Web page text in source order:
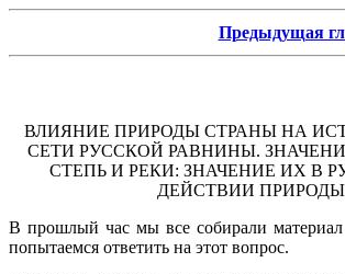
Предыдущая
ВЛИЯНИЕ ПРИРОДЫ СТРАНЫ НА
СЕТИ РУССКОЙ РАВНИНЫ.
СТЕПЬ И РЕКИ: ЗНАЧЕНИЕ ИХ
ДЕЙСТВИИ
В прошлый час мы все собирали материал
попытаемся ответить на этот вопрос.